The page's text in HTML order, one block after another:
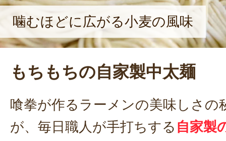
噛むほどに広がる小麦の風味
もちもちの自家製中太麺
喰拳が作るラーメンの美味しさの
が、毎日職人が手打ちする 自家製